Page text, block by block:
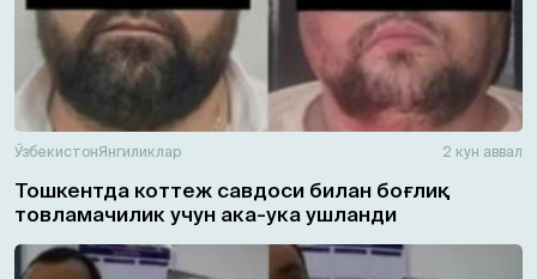
ЎзбекистонЯнгиликлар 2 кун аввал
Тошкентда коттеж савдоси билан боғлиқ
товламачилик учун ака-ука ушланди